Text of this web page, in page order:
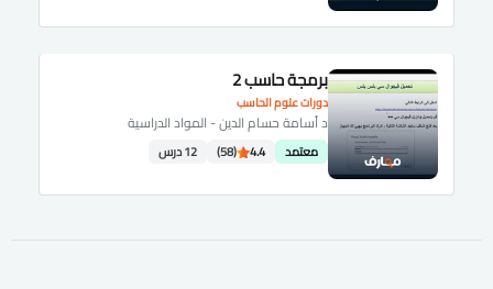
دورات علوم الحاسب
برمجة حاسب 2
د أسامة حسام الدين - المواد الدراسية
معتمد 4.4
(58) 12 درس